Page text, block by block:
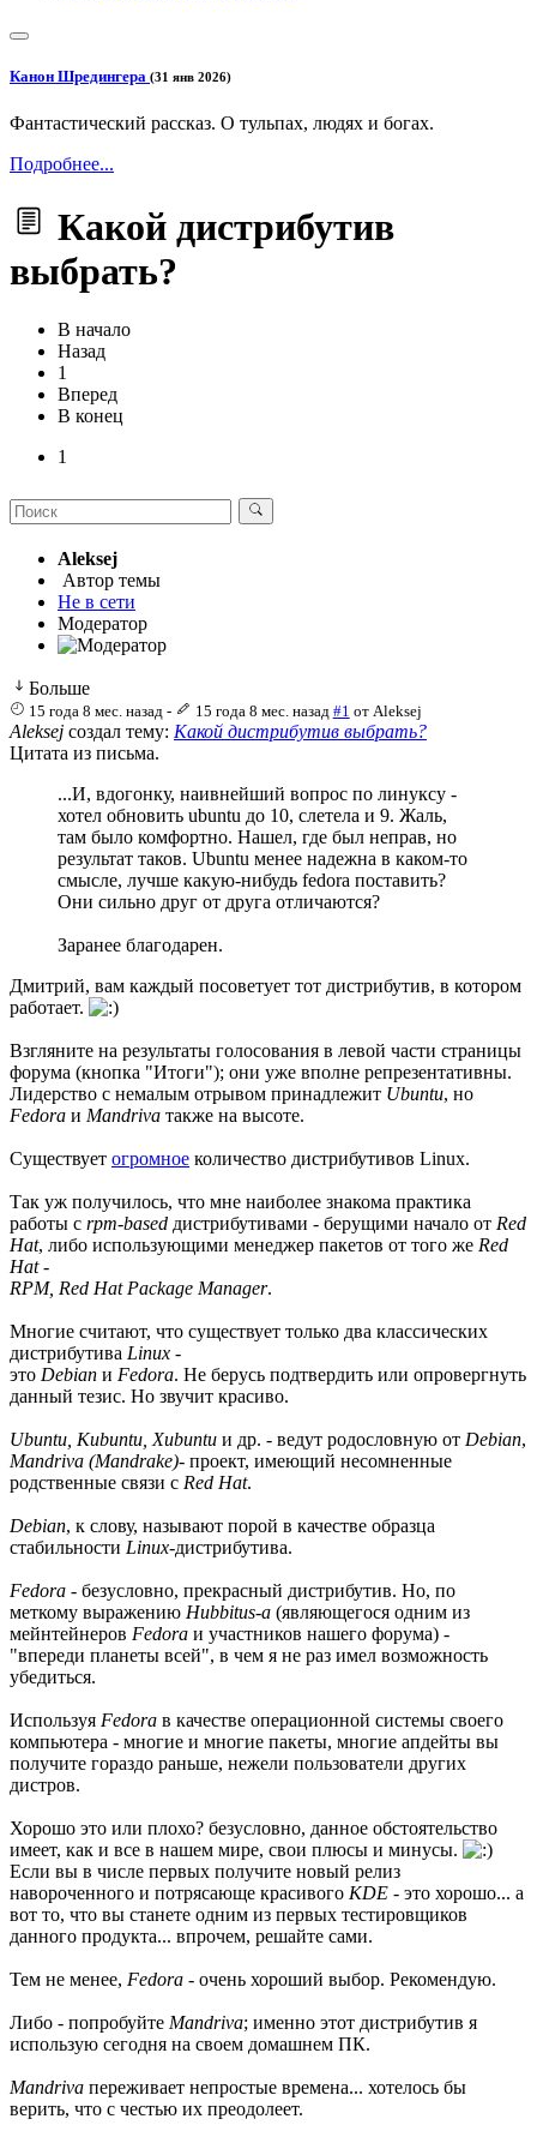
Канон Шредингера (31 янв 2026)
Фантастический рассказ. О тульпах, людях и богах.
Подробнее...
Какой дистрибутив
выбрать?
В начало
Назад
1
Вперед
В конец
1
Aleksej
Автор темы
Не в сети
Модератор
Больше
15 года 8 мес. назад - 15 года 8 мес. назад #1 от Aleksej
Aleksej создал тему: Какой дистрибутив выбрать?
Цитата из письма.
...И, вдогонку, наивнейший вопрос по линуксу -
хотел обновить ubuntu до 10, слетела и 9. Жаль,
там было комфортно. Нашел, где был неправ, но
результат таков. Ubuntu менее надежна в каком-то
смысле, лучше какую-нибудь fedora поставить?
Они сильно друг от друга отличаются?
Заранее благодарен.
Дмитрий, вам каждый посоветует тот дистрибутив, в котором
работает.
Взгляните на результаты голосования в левой части страницы
форума (кнопка "Итоги"); они уже вполне репрезентативны.
Лидерство с немалым отрывом принадлежит Ubuntu, но
Fedora и Mandriva также на высоте.
Существует огромное количество дистрибутивов Linux.
Так уж получилось, что мне наиболее знакома практика
работы с rpm-based дистрибутивами - берущими начало от Red
Hat, либо использующими менеджер пакетов от того же Red
Hat-
RPM, Red Hat Package Manager.
Многие считают, что существует только два классических
дистрибутива Linux -
это Debian и Fedora. Не берусь подтвердить или опровергнуть
данный тезис. Но звучит красиво.
Ubuntu, Kubuntu, Xubuntu и др. - ведут родословную от Debian,
Mandriva (Mandrake)- проект, имеющий несомненные
родственные связи с Red Hat.
Debian, к слову, называют порой в качестве образца
стабильности Linux-дистрибутива.
Fedora - безусловно, прекрасный дистрибутив. Но, по
меткому выражению Hubbitus-a (являющегося одним из
мейнтейнеров Fedora и участников нашего форума) -
"впереди планеты всей", в чем я не раз имел возможность
убедиться.
Используя Fedora в качестве операционной системы своего
компьютера - многие и многие пакеты, многие апдейты вы
получите гораздо раньше, нежели пользователи других
дистров.
Хорошо это или плохо? безусловно, данное обстоятельство
имеет, как и все в нашем мире, свои плюсы и минусы.
Если вы в числе первых получите новый релиз
навороченного и потрясающе красивого KDE - это хорошо... а
вот то, что вы станете одним из первых тестировщиков
данного продукта... впрочем, решайте сами.
Тем не менее, Fedora - очень хороший выбор. Рекомендую.
Либо - попробуйте Mandriva; именно этот дистрибутив я
использую сегодня на своем домашнем ПК.
Mandriva переживает непростые времена... хотелось бы
верить, что с честью их преодолеет.